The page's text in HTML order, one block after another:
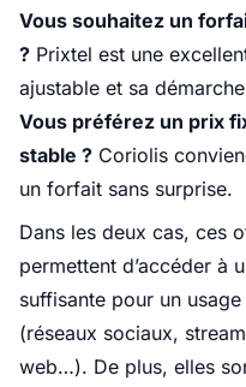
Vous souhaitez un
? Prixtel est une
ajustable et sa
Vous préférez un prix
stable ? Coriolis
un forfait sans surprise.
Dans les deux cas, ces
permettent d’accéder à
suffisante pour un
(réseaux sociaux,
web…). De plus, elles